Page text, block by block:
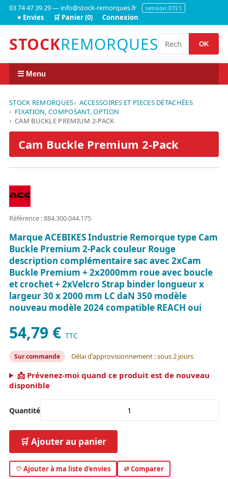
03 74 47 39 29 — info@stock-remorques.fr session:0721
♥ Envies 🛒 Panier (0) Connexion
STOCKREMORQUES OK
☰ Menu
STOCK REMORQUES
ACCESSOIRES ET PIECES DÉTACHÉES
FIXATION, COMPOSANT, OPTION
CAM BUCKLE PREMIUM 2-PACK
Cam Buckle Premium 2-Pack
Référence : 884.300.044.175
Marque ACEBIKES Industrie Remorque type Cam
Buckle Premium 2-Pack couleur Rouge
description complémentaire sac avec 2xCam
Buckle Premium + 2x2000mm roue avec boucle
et crochet + 2xVelcro Strap binder longueur x
largeur 30 x 2000 mm LC daN 350 modèle
nouveau modèle 2024 compatible REACH oui
54,79 € TTC
Sur commande Délai d'approvisionnement : sous 2 jours
📩 Prévenez-moi quand ce produit est de nouveau
disponible
Quantité
🛒 Ajouter au panier
♡ Ajouter à ma liste d'envies ⇄ Comparer